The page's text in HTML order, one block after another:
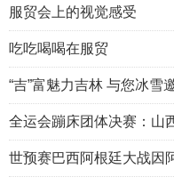
服贸会上的视觉感受
吃吃喝喝在服贸
“吉”富魅力吉林 与您冰雪
全运会蹦床团体决赛：山
世预赛巴西阿根廷大战因